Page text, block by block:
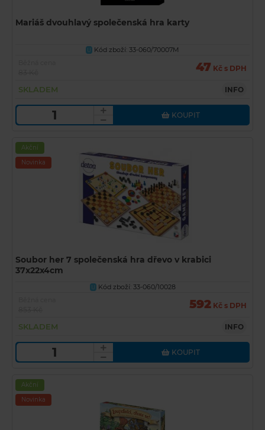
Mariáš dvouhlavý společenská hra karty
U
Kód zboží: 33-060/70007M
47 Kč s DPH
SKLADEM INFO
KOUPIT
Akční
Novinka
Soubor her 7 společenská hra dřevo v krabici
37x22x4cm
U Kód zboží: 33-060/10028
592 Kč s DPH
SKLADEM INFO
KOUPIT
Akční
Novinka